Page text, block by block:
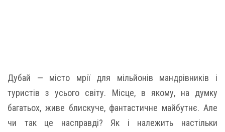
Дубай — місто мрії для мільйонів мандрівників і
туристів з усього світу. Місце, в якому, на думку
багатьох, живе блискуче, фантастичне майбутнє. Але
чи так це насправді? Як і належить настільки